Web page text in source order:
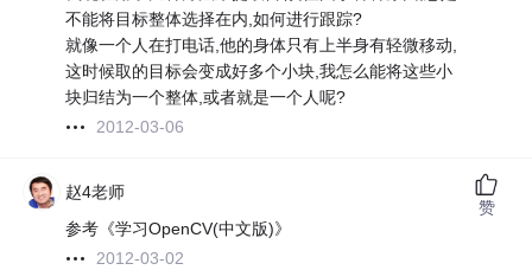
不能将目标整体选择在内,如何进行跟踪?
就像一个人在打电话,他的身体只有上半身有轻微移动,
这时候取的目标会变成好多个小块,我怎么能将这些小
块归结为一个整体,或者就是一个人呢?
2012-03-06
赵4老师
参考《学习OpenCV(中文版)》
2012-03-02
赞